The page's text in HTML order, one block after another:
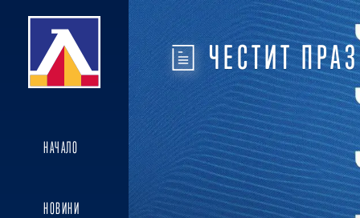
НАЧАЛО
НОВИНИ
ЧЕСТИТ